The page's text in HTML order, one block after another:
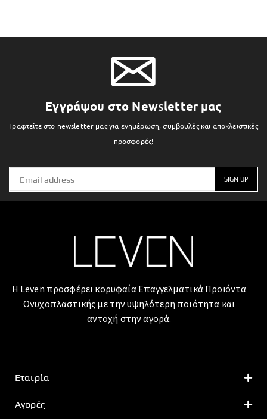
Εγγράψου στο Newsletter μας
Γραφτείτε στο newsletter μας για ενημέρωση, συμβουλές και αποκλειστικές
προσφορές!
Η Leven προσφέρει κορυφαία Επαγγελματικά Προϊόντα
Ονυχοπλαστικής με την υψηλότερη ποιότητα και
αντοχή στην αγορά.
Εταιρία
Αγορές